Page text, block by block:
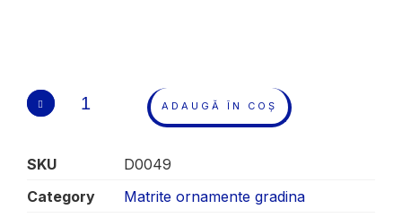
ADAUGĂ ÎN COȘ
SKU
D0049
Category
Matrite ornamente gradina